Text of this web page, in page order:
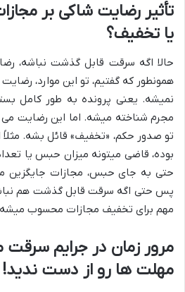
تأثیر رضایت شاکی بر
یا تخفیف؟
حالا اگه سرقت قابل گذشت نباشه،
همونطور که گفتیم، تو این موارد،
نمیشه. یعنی پرونده به طور کامل
مجرم شناخته میشه. اما این رضایت
تو صدور حکم، «تخفیف» قائل بشه.
بوده، قاضی میتونه میزان حبس یا
حتی به جای حبس، مجازات جایگزین
پس حتی اگه سرقت قابل گذشت هم
مهم برای تخفیف مجازات محسوب
مرور زمان در جرایم
مهلت ها رو از دست ندید!